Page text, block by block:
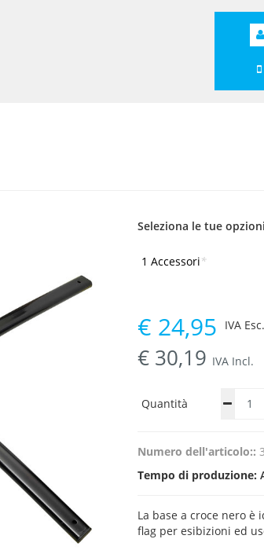
Seleziona le tue opzioni
1 Accessori*
€ 24,95
€ 30,19 IVA Incl.
IVA
Quantità
Numero dell'articolo::
Tempo di produzione:
La base a croce nero è
flag per esibizioni ed